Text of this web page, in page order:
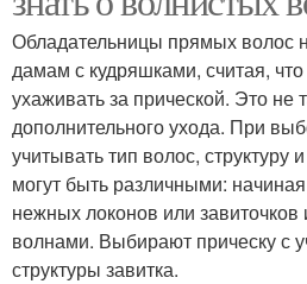
Обладательницы прямых волос
дамам с кудряшками, считая,
ухаживать за прической. Это не
дополнительного ухода. При
учитывать тип волос,
могут быть различными:
нежных локонов или
волнами. Выбирают прическу с
структуры завитка.